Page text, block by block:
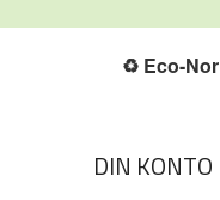
♻️ Eco-
DIN KONTO